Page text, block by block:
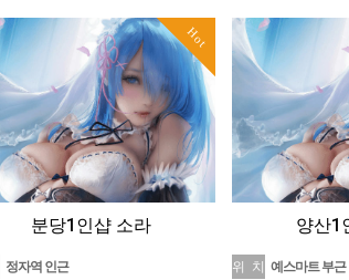
Hot
분당1인샵 소라
정자역 인근
양산1
위 치 예스마트 부근